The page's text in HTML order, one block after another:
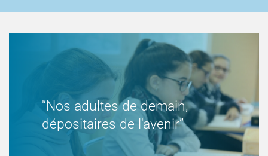
'‘Nos adultes de demain,
dépositaires de l'avenir’’